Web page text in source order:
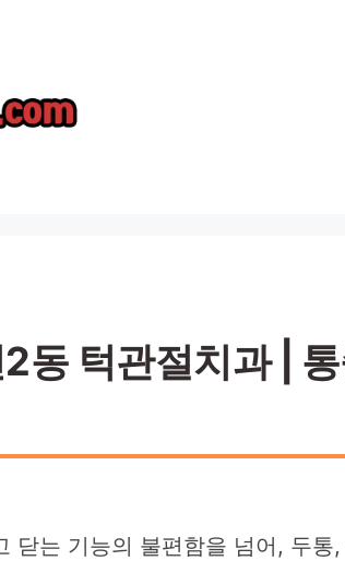
동 턱관절치과 |
닫는 기능의 불편함을 넘어, 두